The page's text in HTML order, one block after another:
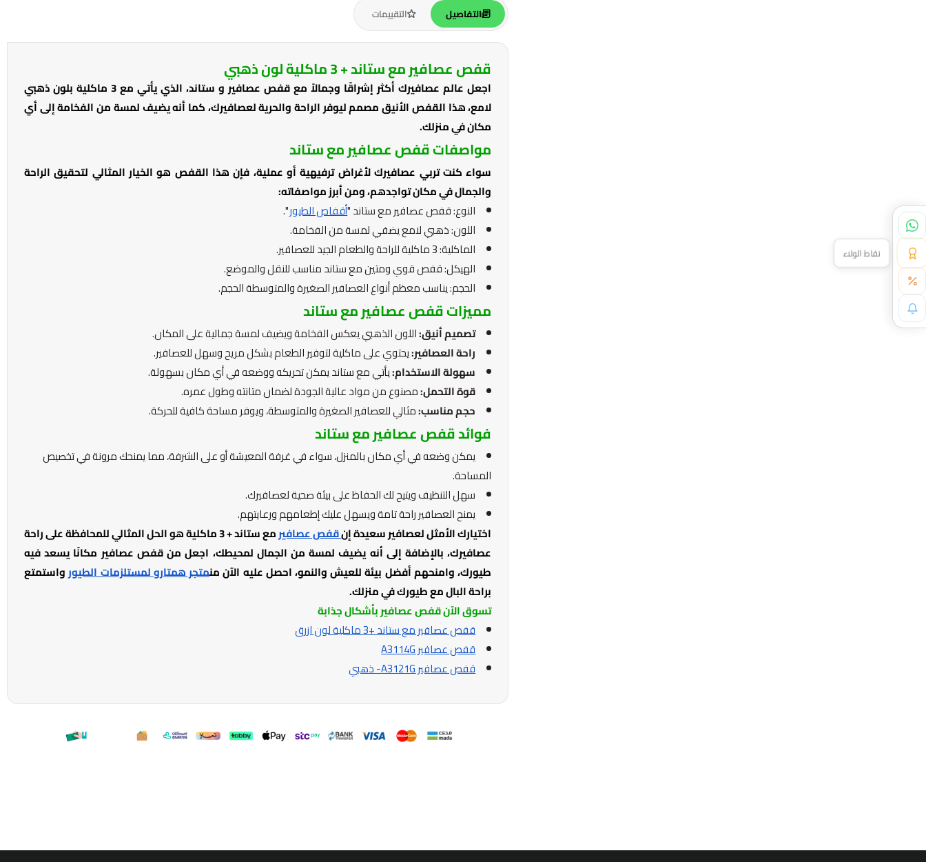
التفاصيل التقييمات
قفص عصافير مع ستاند + 3 ماكلية لون ذهبي
اجعل عالم عصافيرك أكثر إشراقًا وجمالاً مع قفص عصافير و ستاند، الذي يأتي مع 3 ماكلية بلون ذهبي
لامع، هذا القفص الأنيق مصمم ليوفر الراحة والحرية لعصافيرك، كما أنه يضيف لمسة من الفخامة إلى أي
مكان في منزلك.
مواصفات قفص عصافير مع ستاند
سواء كنت تربي عصافيرك لأغراض ترفيهية أو عملية، فإن هذا القفص هو الخيار المثالي لتحقيق الراحة
والجمال في مكان تواجدهم، ومن أبرز مواصفاته:
النوع: قفص عصافير مع ستاند "أقفاص الطيور".
اللون: ذهبي لامع يضفي لمسة من الفخامة.
الماكلية: 3 ماكلية للراحة والطعام الجيد للعصافير.
الهيكل: قفص قوي ومتين مع ستاند مناسب للنقل والموضع.
الحجم: يناسب معظم أنواع العصافير الصغيرة والمتوسطة الحجم.
مميزات قفص عصافير مع ستاند
تصميم أنيق:اللون الذهبي يعكس الفخامة ويضيف لمسة جمالية على المكان.
راحة العصافير:يحتوي على ماكلية لتوفير الطعام بشكل مريح وسهل للعصافير.
سهولة الاستخدام:يأتي مع ستاند يمكن تحريكه ووضعه في أي مكان بسهولة.
قوة التحمل:مصنوع من مواد عالية الجودة لضمان متانته وطول عمره.
حجم مناسب:مثالي للعصافير الصغيرة والمتوسطة، ويوفر مساحة كافية للحركة.
فوائد قفص عصافير مع ستاند
يمكن وضعه في أي مكان بالمنزل، سواء في غرفة المعيشة أو على الشرفة، مما يمنحك مرونة في تخصيص
المساحة.
سهل التنظيف ويتيح لك الحفاظ على بيئة صحية لعصافيرك.
يمنح العصافير راحة تامة ويسهل عليك إطعامهم ورعايتهم.
اختيارك الأمثل لعصافير سعيدة إنقفص عصافير
مع ستاند + 3 ماكلية هو الحل المثالي للمحافظة على راحة
عصافيرك، بالإضافة إلى أنه يضيف لمسة من الجمال لمحيطك، اجعل من قفص عصافير مكانًا يسعد فيه
طيورك، وامنحهم أفضل بيئة للعيش والنمو، احصل عليه الآن منمتجر همتارو لمستلزمات الطيور واستمتع
براحة البال مع طيورك في منزلك.
تسوق الآن قفص عصافير بأشكال جذابة
قفص عصافير مع ستاند +3 ماكلية لون ازرق
قفص عصافير A3114G
قفص عصافير A3121G- ذهبي
نقاط الولاء